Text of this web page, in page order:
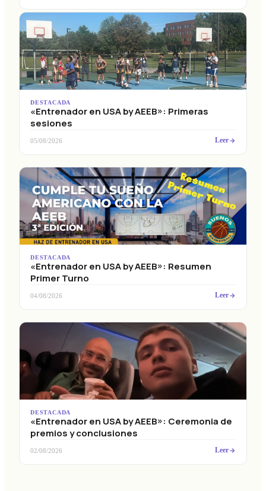
DESTACADA
«Entrenador en USA by AEEB»: Primeras
sesiones
05/08/2026 Leer
DESTACADA
«Entrenador en USA by AEEB»: Resumen
Primer Turno
04/08/2026 Leer
DESTACADA
«Entrenador en USA by AEEB»: Ceremonia de
premios y conclusiones
02/08/2026 Leer